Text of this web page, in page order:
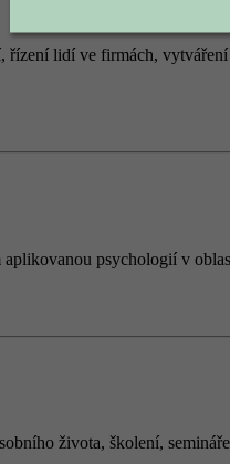
řízení lidí ve firmách,
psychologií v
života, školení, semináře